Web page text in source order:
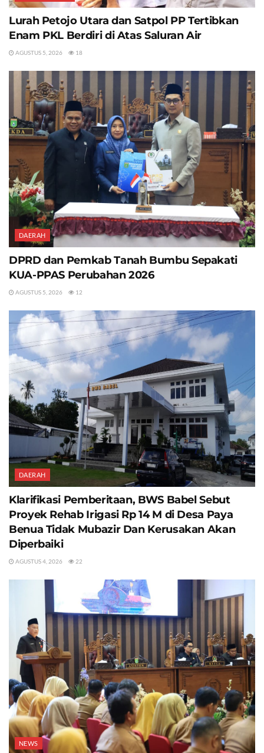
Lurah Petojo Utara dan Satpol PP Tertibkan
Enam PKL Berdiri di Atas Saluran Air
AGUSTUS 5, 2026 18
DAERAH
DPRD dan Pemkab Tanah Bumbu Sepakati
KUA-PPAS Perubahan 2026
AGUSTUS 5, 2026 12
DAERAH
Klarifikasi Pemberitaan, BWS Babel Sebut
Proyek Rehab Irigasi Rp 14 M di Desa Paya
Benua Tidak Mubazir Dan Kerusakan Akan
Diperbaiki
AGUSTUS 4, 2026 22
NEWS